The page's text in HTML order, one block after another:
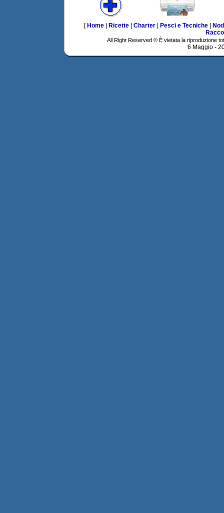
[ Home| Ricette| Charter| Pesci e Tecniche|
All Right Reserved © È vietata la riproduzione
6 Maggio -